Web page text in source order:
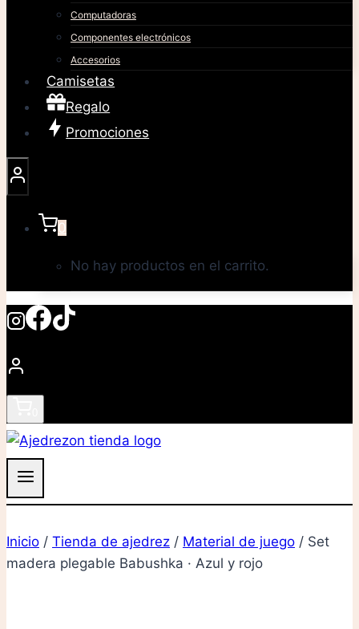
Computadoras
Componentes electrónicos
Accesorios
Camisetas
Regalo
Promociones
0
No hay productos en el carrito.
Inicio / Tienda de ajedrez / Material de juego / Set
madera plegable Babushka · Azul y rojo